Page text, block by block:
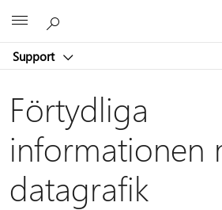
Support
Förtydliga
informationen
datagrafik